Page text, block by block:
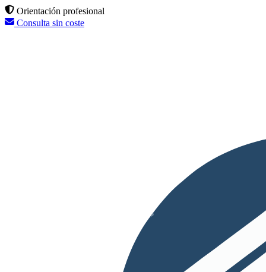
Orientación profesional
Consulta sin coste